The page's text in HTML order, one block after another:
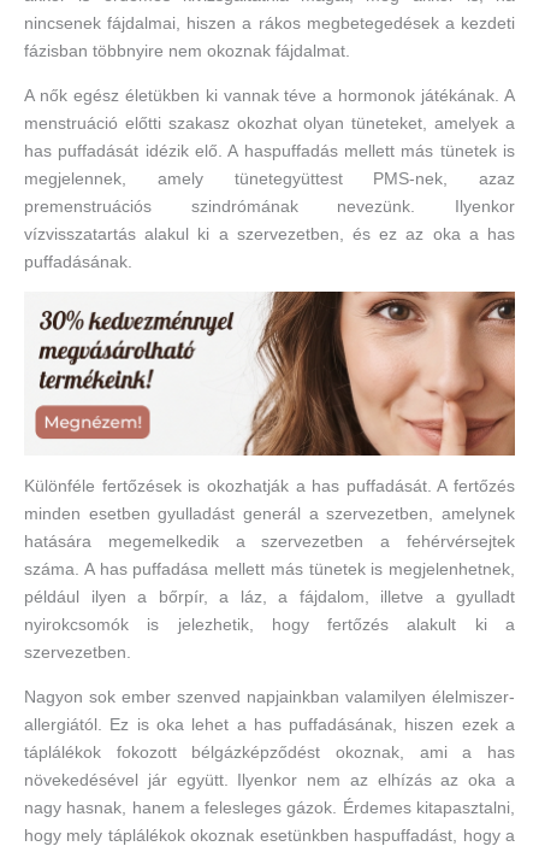
nincsenek fájdalmai, hiszen a rákos megbetegedések a kezdeti
fázisban többnyire nem okoznak fájdalmat.
A nők egész életükben ki vannak téve a hormonok játékának. A
menstruáció előtti szakasz okozhat olyan tüneteket, amelyek a
has puffadását idézik elő. A haspuffadás mellett más tünetek is
megjelennek, amely tünetegyüttest PMS-nek, azaz
premenstruációs szindrómának nevezünk. Ilyenkor
vízvisszatartás alakul ki a szervezetben, és ez az oka a has
puffadásának.
Különféle fertőzések is okozhatják a has puffadását. A fertőzés
minden esetben gyulladást generál a szervezetben, amelynek
hatására megemelkedik a szervezetben a fehérvérsejtek
száma. A has puffadása mellett más tünetek is megjelenhetnek,
például ilyen a bőrpír, a láz, a fájdalom, illetve a gyulladt
nyirokcsomók is jelezhetik, hogy fertőzés alakult ki a
szervezetben.
Nagyon sok ember szenved napjainkban valamilyen élelmiszer-
allergiától. Ez is oka lehet a has puffadásának, hiszen ezek a
táplálékok fokozott bélgázképződést okoznak, ami a has
növekedésével jár együtt. Ilyenkor nem az elhízás az oka a
nagy hasnak, hanem a felesleges gázok. Érdemes kitapasztalni,
hogy mely táplálékok okoznak esetünkben haspuffadást, hogy a